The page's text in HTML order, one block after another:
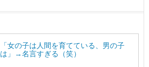
「女の子は人間を育てている、男の子
は」→名言すぎる（笑）